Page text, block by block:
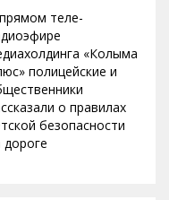
теле-
«Колыма
полицейские и
о правилах
безопасности
дороге